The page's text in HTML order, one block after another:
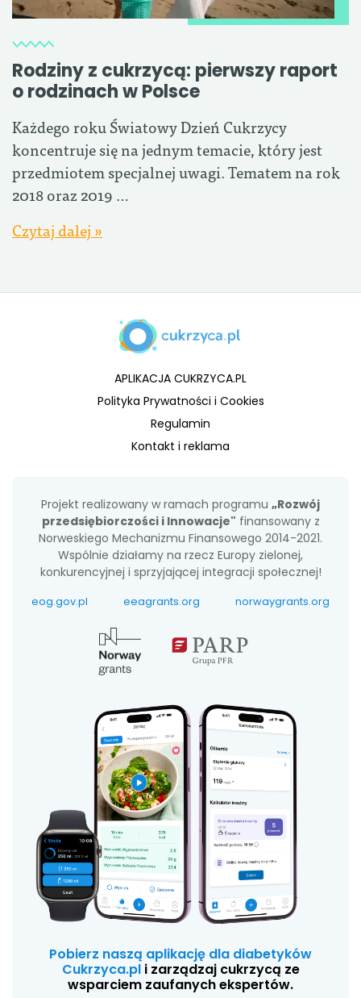
Rodziny z cukrzycą: pierwszy raport
o rodzinach w Polsce
Każdego roku Światowy Dzień Cukrzycy
koncentruje się na jednym temacie, który jest
przedmiotem specjalnej uwagi. Tematem na rok
2018 oraz 2019 …
Czytaj dalej »
APLIKACJA CUKRZYCA.PL
Polityka Prywatności i Cookies
Regulamin
Kontakt i reklama
Projekt realizowany w ramach programu „Rozwój
przedsiębiorczości i Innowacje" finansowany z
Norweskiego Mechanizmu Finansowego 2014-2021.
Wspólnie działamy na rzecz Europy zielonej,
konkurencyjnej i sprzyjającej integracji społecznej!
eog.gov.pl eeagrants.org norwaygrants.org
Pobierz naszą aplikację dla diabetyków
Cukrzyca.pli zarządzaj cukrzycą ze
wsparciem zaufanych ekspertów.